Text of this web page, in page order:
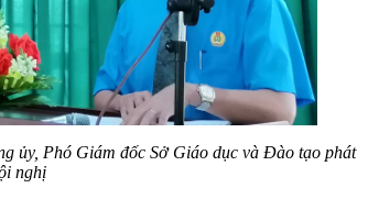
ủy, Phó Giám đốc Sở Giáo dục và Đào tạo phát
nghị